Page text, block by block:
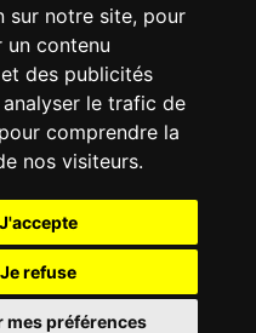
sur notre site, pour
un contenu
des publicités
le trafic de
comprendre la
nos visiteurs.
J'accepte
Je refuse
mes préférences
promotions et nouveautés !
Tous droits réservés.